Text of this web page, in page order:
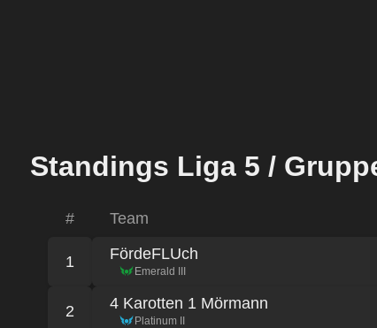
Standings Liga 5 /
# Team
1 FördeFLUch
Emerald III
2 4 Karotten 1 Mörmann
Platinum II